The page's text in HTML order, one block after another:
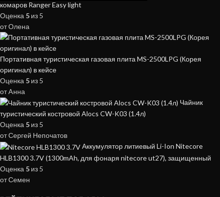
комаров Ranger Easy light
Оценка 5 из 5
от Олена
Портативная туристическая газовая плита MS-2500LPG (Корея
оригинал) в кейсе
Оценка 5 из 5
от Aнна
Чайник
туристический костровой Alocs CW-K03 (1.4л)
Оценка 5 из 5
от Сергей Непочатов
Аккумулятор литиевый Li-Ion Nitecore
HLB1300 3.7V (1300mAh, для фонаря nitecore ut27), защищенный
Оценка 5 из 5
от Семен